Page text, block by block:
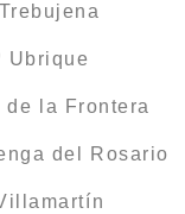
Ubrique
la Frontera
del Rosario